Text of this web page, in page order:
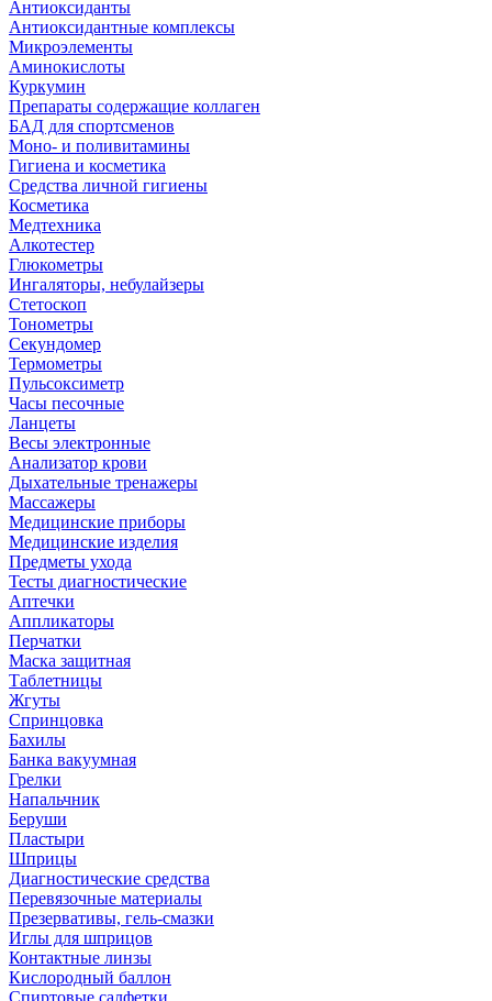
Антиоксиданты
Антиоксидантные комплексы
Микроэлементы
Аминокислоты
Куркумин
Препараты содержащие коллаген
БАД для спортсменов
Моно- и поливитамины
Гигиена и косметика
Средства личной гигиены
Косметика
Медтехника
Алкотестер
Глюкометры
Ингаляторы, небулайзеры
Стетоскоп
Тонометры
Секундомер
Термометры
Пульсоксиметр
Часы песочные
Ланцеты
Весы электронные
Анализатор крови
Дыхательные тренажеры
Массажеры
Медицинские приборы
Медицинские изделия
Предметы ухода
Тесты диагностические
Аптечки
Аппликаторы
Перчатки
Маска защитная
Таблетницы
Жгуты
Спринцовка
Бахилы
Банка вакуумная
Грелки
Напальчник
Беруши
Пластыри
Шприцы
Диагностические средства
Перевязочные материалы
Презервативы, гель-смазки
Иглы для шприцов
Контактные линзы
Кислородный баллон
Спиртовые салфетки